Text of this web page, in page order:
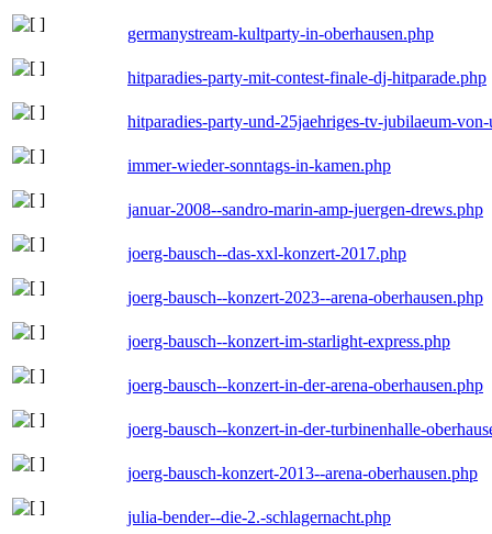
germanystream-kultparty-in-oberhausen.php
hitparadies-party-mit-contest-finale-dj-hitparade.php
hitparadies-party-und-25jaehriges-tv-jubilaeum-
immer-wieder-sonntags-in-kamen.php
januar-2008--sandro-marin-amp-juergen-drews.php
joerg-bausch--das-xxl-konzert-2017.php
joerg-bausch--konzert-2023--arena-oberhausen.php
joerg-bausch--konzert-im-starlight-express.php
joerg-bausch--konzert-in-der-arena-oberhausen.php
joerg-bausch--konzert-in-der-turbinenhalle-
joerg-bausch-konzert-2013--arena-oberhausen.php
julia-bender--die-2.-schlagernacht.php